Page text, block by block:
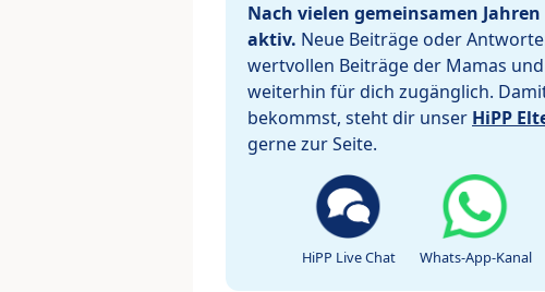
Nach vielen gemeinsamen
aktiv. Neue Beiträge oder
wertvollen Beiträge der Mamas
weiterhin für dich zugänglich.
bekommst, steht dir unser HiPP
gerne zur Seite.
HiPP Live Chat Whats-App-Kanal